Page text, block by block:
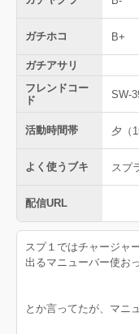
ガチホコ B+
ガチアサリ
フレンドコー
ド
SW-
活動時間帯 夕（
よく使うブキ スプ
配信URL
スプ１ではチャージャ
出るマニューバー使おっ
とか言ってたが、マニ